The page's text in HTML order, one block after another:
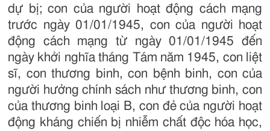
dự bị; con của người hoạt động cách mạng
trước ngày 01/01/1945, con của người hoạt
động cách mạng từ ngày 01/01/1945 đến
ngày khởi nghĩa tháng Tám năm 1945, con liệt
sĩ, con thương binh, con bệnh binh, con của
người hưởng chính sách như thương binh, con
của thương binh loại B, con đẻ của người hoạt
động kháng chiến bị nhiễm chất độc hóa học,